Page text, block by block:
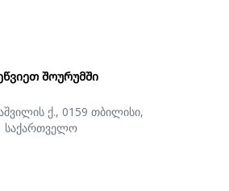
ᲨᲝᲣᲠᲣᲛᲨᲘ
ქ., 0159 თბილისი,
საქართველო